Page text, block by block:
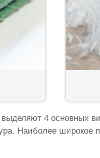
4 основных
Наиболее